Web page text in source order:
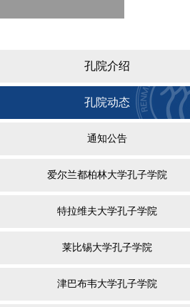
孔院介绍
孔院动态
通知公告
爱尔兰都柏林大学孔子学院
特拉维夫大学孔子学院
莱比锡大学孔子学院
津巴布韦大学孔子学院